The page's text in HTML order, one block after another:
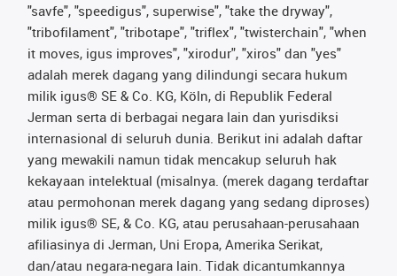
"savfe", "speedigus", superwise", "take the dryway",
"tribofilament", "tribotape", "triflex", "twisterchain", "when
it moves, igus improves", "xirodur", "xiros" dan "yes"
adalah merek dagang yang dilindungi secara hukum
milik igus® SE & Co. KG, Köln, di Republik Federal
Jerman serta di berbagai negara lain dan yurisdiksi
internasional di seluruh dunia. Berikut ini adalah daftar
yang mewakili namun tidak mencakup seluruh hak
kekayaan intelektual (misalnya. (merek dagang terdaftar
atau permohonan merek dagang yang sedang diproses)
milik igus® SE, & Co. KG, atau perusahaan-perusahaan
afiliasinya di Jerman, Uni Eropa, Amerika Serikat,
dan/atau negara-negara lain. Tidak dicantumkannya